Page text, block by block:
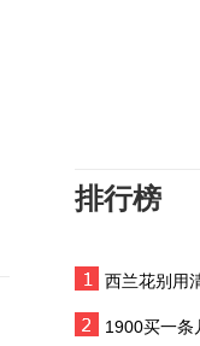
排行榜
西兰花别用
1900买一条